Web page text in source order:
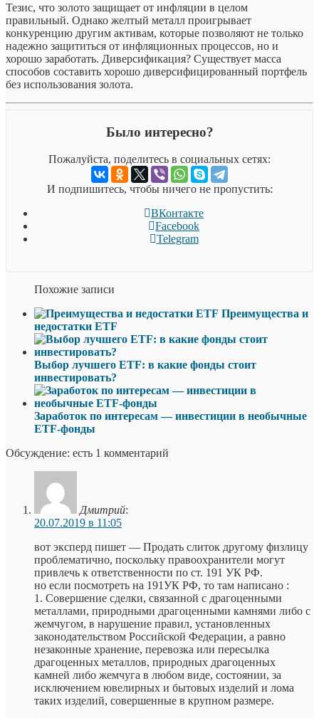
Тезис, что золото защищает от инфляции в целом
правильный. Однако желтый металл проигрывает
конкуренцию другим активам, которые позволяют не только
надежно защититься от инфляционных процессов, но и
хорошо заработать. Диверсификация? Существует масса
способов составить хорошо диверсифицированный портфель
без использования золота.
Было интересно?
Пожалуйста, поделитесь в социальных сетях:
И подпишитесь, чтобы ничего не пропустить:
ВКонтакте
Facebook
Telegram
Похожие записи
Преимущества и
недостатки ETF
Выбор лучшего ETF: в какие фонды стоит
инвестировать?
Заработок по интересам — инвестиции в необычные
ETF-фонды
Обсуждение: есть 1 комментарий
Дмитрий:
20.07.2019 в 11:05
вот эксперд пишет — Продать слиток другому физлицу
проблематично, поскольку правоохранители могут
привлечь к ответственности по ст. 191 УК РФ.
но если посмотреть на 191УК РФ, то там написано :
1. Совершение сделки, связанной с драгоценными
металлами, природными драгоценными камнями либо с
жемчугом, в нарушение правил, установленных
законодательством Российской Федерации, а равно
незаконные хранение, перевозка или пересылка
драгоценных металлов, природных драгоценных
камней либо жемчуга в любом виде, состоянии, за
исключением ювелирных и бытовых изделий и лома
таких изделий, совершенные в крупном размере.